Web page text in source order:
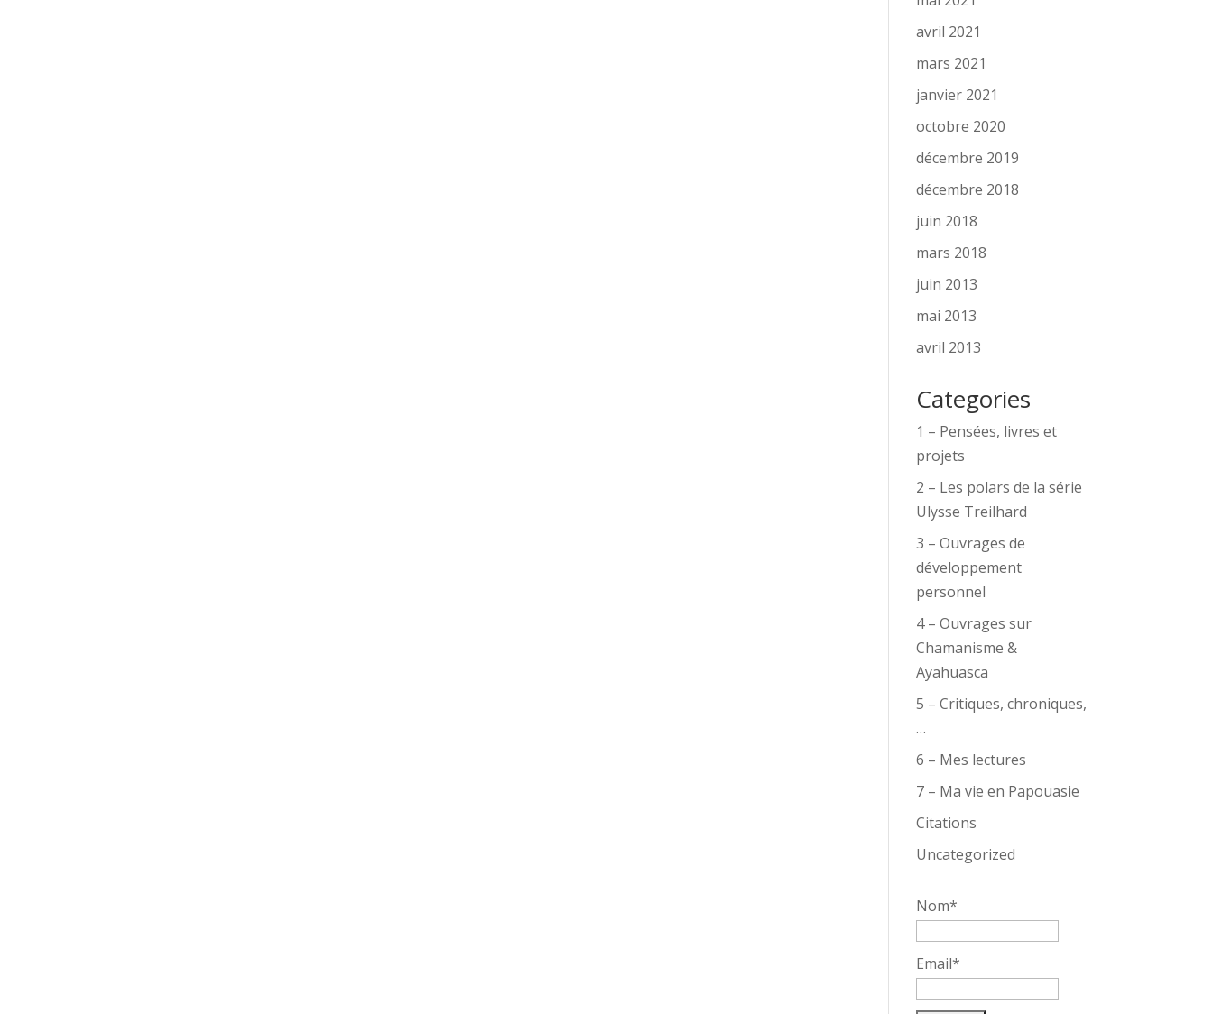
avril 2021
mars 2021
janvier 2021
octobre 2020
décembre 2019
décembre 2018
juin 2018
mars 2018
juin 2013
mai 2013
avril 2013
Categories
1 – Pensées, livres et
projets
2 – Les polars de la série
Ulysse Treilhard
3 – Ouvrages de
développement
personnel
4 – Ouvrages sur
Chamanisme &
Ayahuasca
5 – Critiques, chroniques,
…
6 – Mes lectures
7 – Ma vie en Papouasie
Citations
Uncategorized
Nom*
Email*